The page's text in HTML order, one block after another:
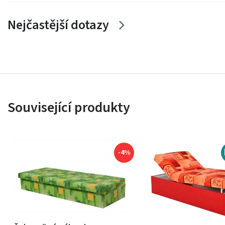
Nejčastější dotazy
Související produkty
-4%